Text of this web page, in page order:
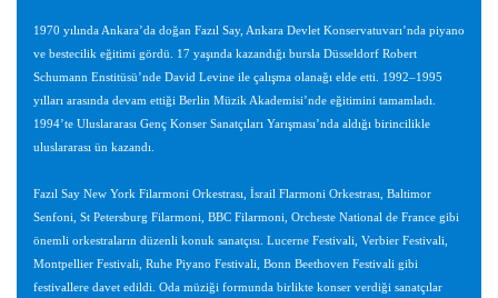
1970 yılında Ankara’da doğan Fazıl Say, Ankara Devlet Konservatuvarı’nda piyano
ve bestecilik eğitimi gördü. 17 yaşında kazandığı bursla Düsseldorf Robert
Schumann Enstitüsü’nde David Levine ile çalışma olanağı elde etti. 1992–1995
yılları arasında devam ettiği Berlin Müzik Akademisi’nde eğitimini tamamladı.
1994’te Uluslararası Genç Konser Sanatçıları Yarışması’nda aldığı birincilikle
uluslararası ün kazandı.
Fazıl Say New York Filarmoni Orkestrası, İsrail Flarmoni Orkestrası, Baltimor
Senfoni, St Petersburg Filarmoni, BBC Filarmoni, Orcheste National de France gibi
önemli orkestraların düzenli konuk sanatçısı. Lucerne Festivali, Verbier Festivali,
Montpellier Festivali, Ruhe Piyano Festivali, Bonn Beethoven Festivali gibi
festivallere davet edildi. Oda müziği formunda birlikte konser verdiği sanatçılar